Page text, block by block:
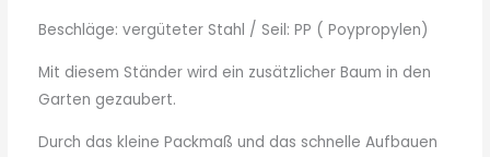
Beschläge: vergüteter Stahl / Seil: PP ( Poypropylen)
Mit diesem Ständer wird ein zusätzlicher Baum in den
Garten gezaubert.
Durch das kleine Packmaß und das schnelle Aufbauen